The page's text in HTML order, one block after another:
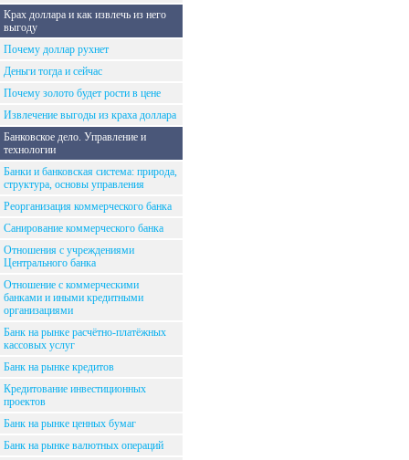
Крах доллара и как извлечь из него
выгоду
Почему доллар рухнет
Деньги тогда и сейчас
Почему золото будет рости в цене
Извлечение выгоды из краха доллара
Банковское дело. Управление и
технологии
Банки и банковская система: природа,
структура, основы управления
Реорганизация коммерческого банка
Санирование коммерческого банка
Отношения с учреждениями
Центрального банка
Отношение с коммерческими
банками и иными кредитными
организациями
Банк на рынке расчётно-платёжных
кассовых услуг
Банк на рынке кредитов
Кредитование инвестиционных
проектов
Банк на рынке ценных бумаг
Банк на рынке валютных операций